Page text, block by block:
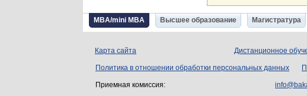
MBA/mini MBA Высшее образование Магистратура
Карта сайта Дистанционное
Политика в отношении обработки персональных данных
Приемная комиссия: